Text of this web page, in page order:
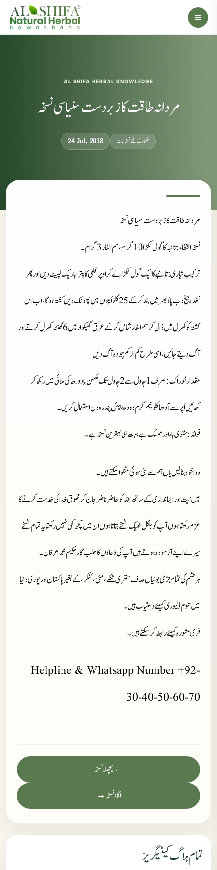
AL SHIFA HERBAL KNOWLEDGE
مردانہ طاقت کا زبردست سنیاسی نسخہ
24 Jul, 2018 حکماء کےلئے نسخہ جات
مردانہ طاقت کا زبردست سنیاسی نسخہ
نسخہ الشفاء: تانبہ کا گول ٹکڑا 10 گرام، سم الفار 3 گرام۔
ترکیب تیاری: تانبے کا ایک گول ٹکڑا لے کر اوپر قلعی کا پترا باریک لپیٹ دیں اورپھر
نغدہ بیخ دب پاؤ بھر میں بند کرکے 25 کلو اُپلوں میں پھونک دیں کشتہ ہوگا، اب اس
کشتہ کو کھرل میں ڈال کر سم الفار شامل کرکے عرق گھیکوار میں 6 گھنٹہ کھرل کرتے اور
آگ دیتے جائیں، اسی طرح کم از کم چودہ آگ دیں
مقدار خوراک
: صرف 1 چاول سے 2 چاول تک مکھن یا دودھ کی ملائی میں رکھ کر
کھائیں اُپر سے آدھا کلو نیم گرم دودھ پیئں پندرہ دن استعمال کریں۔
فوائد: مقوی باہ اور ممسک ہے بہت ہی بہترین نسخہ ہے۔
دوا خود بنا لیں یاں ہم سے بنی ہوئی منگوا سکتے ہیں۔
میں نیت اور ایمانداری کے ساتھ اللہ کو حاضر ناضر جان کر مخلوق خدا کی خدمت کرنے کا
عزم رکھتا ہوں آپ کو بلکل ٹھیک نسخے بتاتا ہوں ان میں کچھ کمی نہیں رکھتا یہ تمام نسخے
میرے اپنے آزمودہ ہوتے ہیں آپ کی دُعاؤں کا طلب گار حکیم محمد عرفان۔
ہر قسم کی تمام جڑی بوٹیاں صاف ستھری تنکے، مٹی، کنکر، کے بغیر پاکستان اور پوری دنیا
میں ھوم ڈلیوری کیلئے دستیاب ہیں ۔
فری مشورہ کیلئے رابطہ کر سکتے ہیں۔
Helpline & Whatsapp Number +92-
30-40-50-60-70
← پچھلا نسخہ
اگلا نسخہ →
تمام بلاگ کیٹیگریز